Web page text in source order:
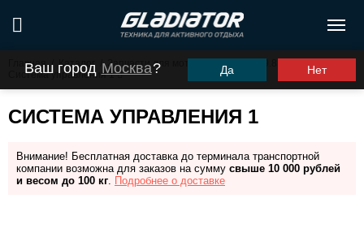
Ваш город Москва? Да Нет
Главная / Каталог Запчасти для моторов ПЛМ
Система управления 1
СИСТЕМА УПРАВЛЕНИЯ 1
Внимание! Бесплатная доставка до терминала транспортной
компании возможна для заказов на сумму свыше 10 000 рублей
и весом до 100 кг. Подробнее о доставке